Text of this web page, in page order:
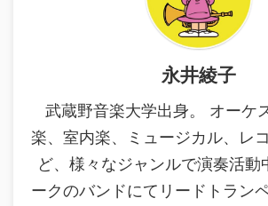
永井綾子
武蔵野音楽大学出身。 オーケ
楽、室内楽、ミュージカル、レ
ど、様々なジャンルで演奏活動
ークのバンドにてリードトラン